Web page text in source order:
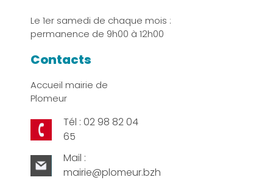
Le 1er samedi de chaque mois :
permanence de 9h00 à 12h00
Contacts
Accueil mairie de
Plomeur
Tél : 02 98 82 04
65
Mail :
mairie@plomeur.bzh